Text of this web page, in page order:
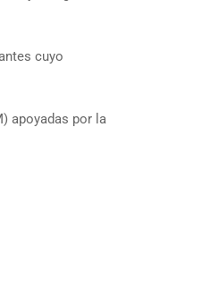
cuyo
apoyadas por la